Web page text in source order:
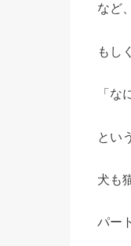
など
もし
「な
とい
犬も
パー